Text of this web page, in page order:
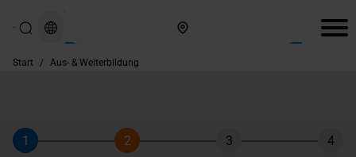
Start / Aus- & Weiterbildung
Schritt
1
Schritt
2
Schritt
3 4